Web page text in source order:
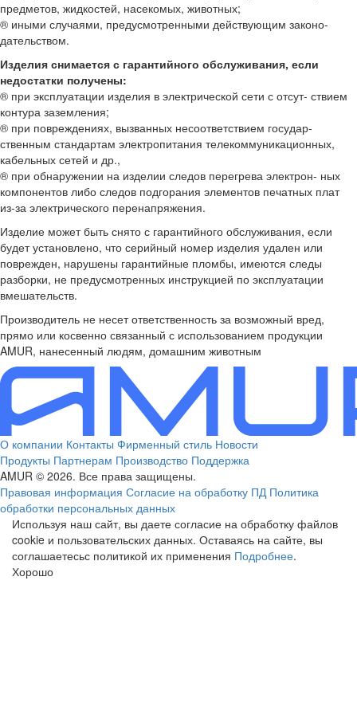
предметов, жидкостей, насекомых, животных;
® иными случаями, предусмотренными действующим законо-
дательством.
Изделия снимается с гарантийного обслуживания, если
недостатки получены:
® при эксплуатации изделия в электрической сети с отсут- ствием
контура заземления;
® при повреждениях, вызванных несоответствием государ-
ственным стандартам электропитания телекоммуникационных,
кабельных сетей и др.,
® при обнаружении на изделии следов перегрева электрон- ных
компонентов либо следов подгорания элементов печатных плат
из-за электрического перенапряжения.
Изделие может быть снято с гарантийного обслуживания, если
будет установлено, что серийный номер изделия удален или
поврежден, нарушены гарантийные пломбы, имеются следы
разборки, не предусмотренных инструкцией по эксплуатации
вмешательств.
Производитель не несет ответственность за возможный вред,
прямо или косвенно связанный с использованием продукции
AMUR, нанесенный людям, домашним животным
О компании Контакты Фирменный стиль Новости
Продукты Партнерам Производство Поддержка
AMUR © 2026. Все права защищены.
Правовая информация Согласие на обработку ПД Политика
обработки персональных данных
Используя наш сайт, вы даете согласие на обработку файлов
cookie и пользовательских данных. Оставаясь на сайте, вы
соглашаетесьс политикой их применения Подробнее.
Хорошо